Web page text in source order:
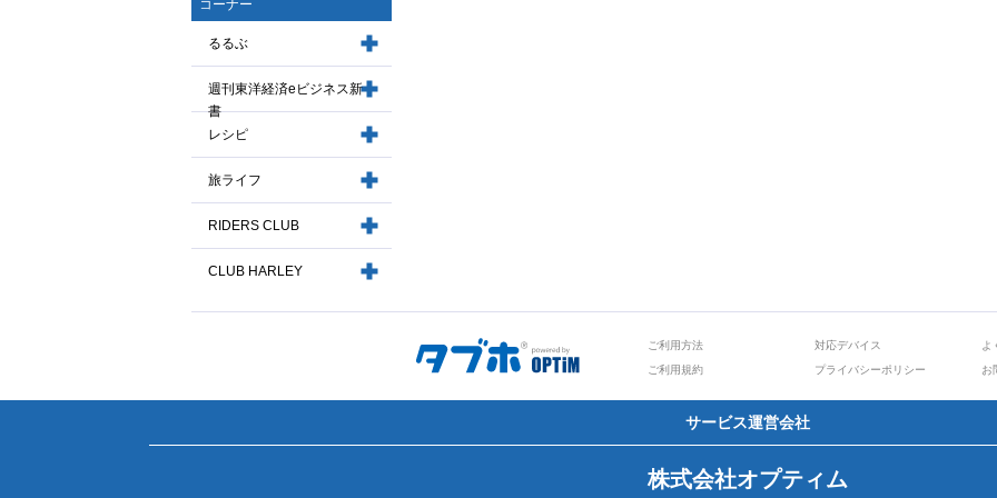
コーナー
るるぶ
週刊東洋経済eビジネス新
書
レシピ
旅ライフ
RIDERS CLUB
CLUB HARLEY
ご利用方法 対応デバイス
よ
ご利用規約
プライバシーポリシー お
サービス運営会社
株式会社オプティム